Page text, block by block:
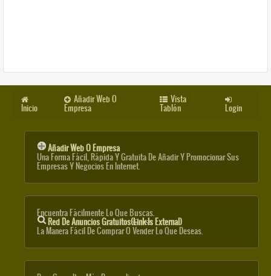
Inicio
Añadir Web O
Empresa
Vista
Tablón Login
Añadir Web O Empresa
Una Forma Fácil, Rápida Y Gratuita De Añadir Y Promocionar Sus
Empresas Y Negocios En Internet.
Encuentra Fácilmente Lo Que Buscas.
Red De Anuncios Gratuitos(link Is External)
La Manera Fácil De Comprar O Vender Lo Que Deseas.